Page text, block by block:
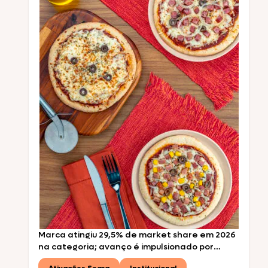
Marca atingiu 29,5% de market share em 2026
na categoria; avanço é impulsionado por
estratégia que combina pizzas para air fryer,